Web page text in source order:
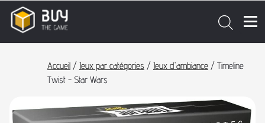
Accueil / Jeux par catégories / Jeux d'ambiance / Timeline
Twist - Star Wars